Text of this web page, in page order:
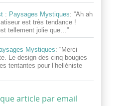
: Paysages Mystiques: “Ah ah
est très tendance !
tellement jolie que…”
Mystiques: “Merci
Le design des cinq bougies
tentantes pour l’helléniste
article par email